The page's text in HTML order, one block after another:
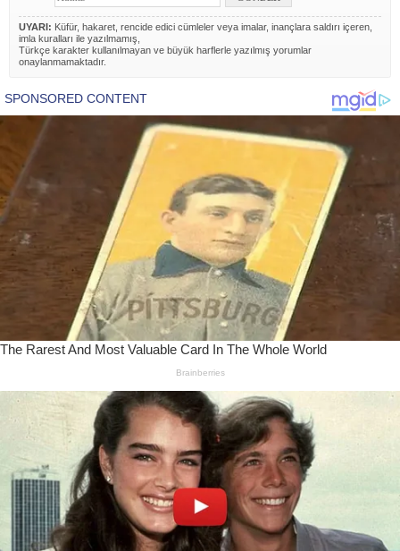
UYARI: Küfür, hakaret, rencide edici cümleler veya imalar, inançlara saldırı içeren,
imla kuralları ile yazılmamış,
Türkçe karakter kullanılmayan ve büyük harflerle yazılmış yorumlar
onaylanmamaktadır.